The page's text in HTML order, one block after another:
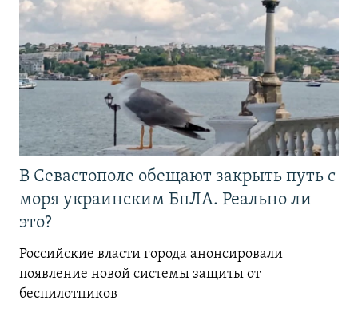
В Севастополе обещают закрыть путь с
моря украинским БпЛА. Реально ли
это?
Российские власти города анонсировали
появление новой системы защиты от
беспилотников